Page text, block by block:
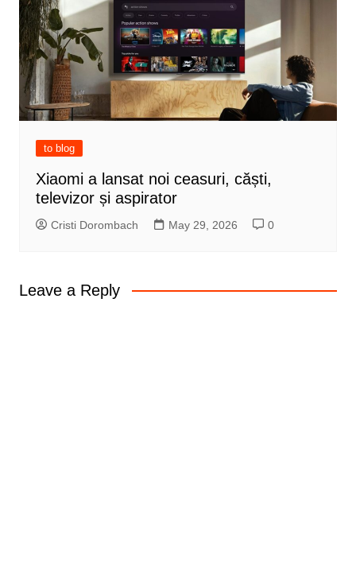
to blog
Xiaomi a lansat noi ceasuri, căști,
televizor și aspirator
Cristi Dorombach May 29, 2026 0
Leave a Reply